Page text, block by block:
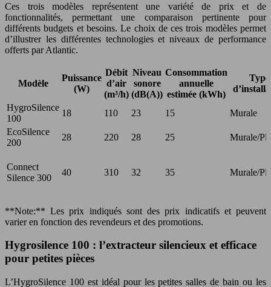
Ces trois modèles représentent une variété de prix et de
fonctionnalités, permettant une comparaison pertinente pour
différents budgets et besoins. Le choix de ces trois modèles permet
d’illustrer les différentes technologies et niveaux de performance
offerts par Atlantic.
Modèle
Puissance
(W)
Débit
d’air
(m³/h)
Niveau
sonore
(dB(A))
Consommation
annuelle
estimée (kWh)
Type
HygroSilence
100
18 110 23 15
Murale
EcoSilence
200
28 220 28 25 Murale/
Connect
Silence 300
40 310 32 35 Murale/
**Note:** Les prix indiqués sont des prix indicatifs et peuvent
varier en fonction des revendeurs et des promotions.
Hygrosilence 100 : l’extracteur silencieux et efficace
pour petites pièces
L’HygroSilence 100 est idéal pour les petites salles de bain ou les